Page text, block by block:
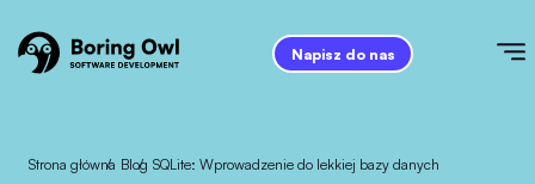
Napisz do nas
Strona główna
/ Blog
/ SQLite: Wprowadzenie do lekkiej bazy danych